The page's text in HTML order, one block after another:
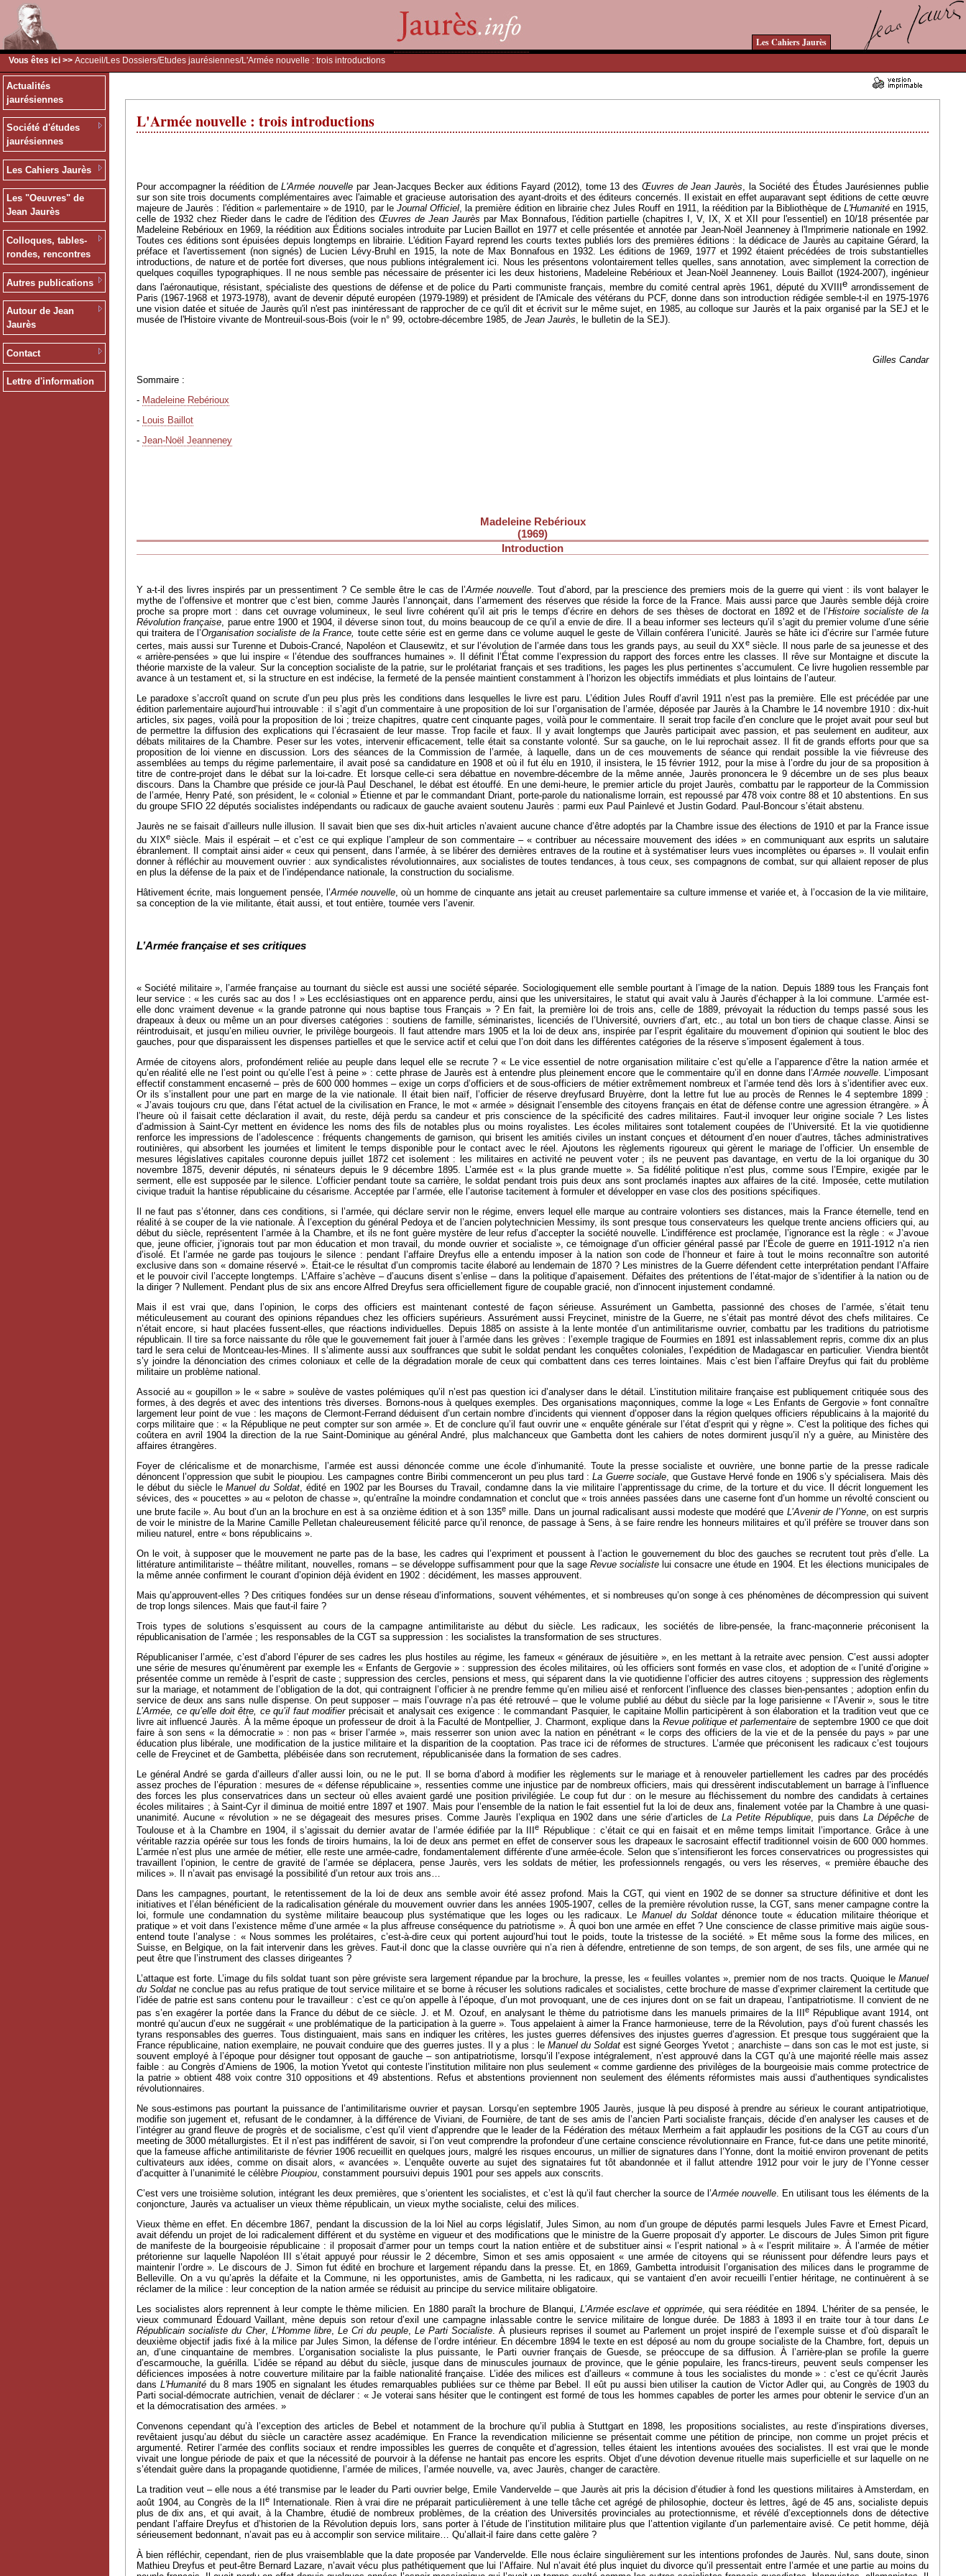
Les Cahiers Jaurès
Vous êtes ici >> Accueil /Les Dossiers/Etudes jaurésiennes/L'Armée nouvelle : trois introductions
Actualités
jaurésiennes
Société d'études
jaurésiennes
Les Cahiers Jaurès
Les "Oeuvres" de
Jean Jaurès
Colloques, tables-
rondes, rencontres
Autres publications
Autour de Jean
Jaurès
Contact
Lettre d'information
L'Armée nouvelle : trois introductions
Pour accompagner la réédition deL'Armée nouvelle par Jean-Jacques Becker aux éditions Fayard (2012), tome 13 des Œuvres de Jean Jaurès , la Société des Études Jaurésiennes publie
sur son site trois documents complémentaires avec l'aimable et gracieuse autorisation des ayant-droits et des éditeurs concernés. Il existait en effet auparavant sept éditions de cette œuvre
majeure de Jaurès : l'édition « parlementaire » de 1910, par le Journal Officiel , la première édition en librairie chez Jules Rouff en 1911, la réédition par la Bibliothèque de L'Humanitéen 1915,
celle de 1932 chez Rieder dans le cadre de l'édition des Œuvres de Jean Jaurès par Max Bonnafous, l'édition partielle (chapitres I, V, IX, X et XII pour l'essentiel) en 10/18 présentée par
Madeleine Rebérioux en 1969, la réédition aux Éditions sociales introduite par Lucien Baillot en 1977 et celle présentée et annotée par Jean-Noël Jeanneney à l'Imprimerie nationale en 1992.
Toutes ces éditions sont épuisées depuis longtemps en librairie. L'édition Fayard reprend les courts textes publiés lors des premières éditions : la dédicace de Jaurès au capitaine Gérard, la
préface et l'avertissement (non signés) de Lucien Lévy-Bruhl en 1915, la note de Max Bonnafous en 1932. Les éditions de 1969, 1977 et 1992 étaient précédées de trois substantielles
introductions, de nature et de portée fort diverses, que nous publions intégralement ici. Nous les présentons volontairement telles quelles, sans annotation, avec simplement la correction de
quelques coquilles typographiques. Il ne nous semble pas nécessaire de présenter ici les deux historiens, Madeleine Rebérioux et Jean-Noël Jeanneney. Louis Baillot (1924-2007), ingénieur
dans l'aéronautique, résistant, spécialiste des questions de défense et de police du Parti communiste français, membre du comité central après 1961, député du XVIIIe arrondissement de
Paris (1967-1968 et 1973-1978), avant de devenir député européen (1979-1989) et président de l'Amicale des vétérans du PCF, donne dans son introduction rédigée semble-t-il en 1975-1976
une vision datée et située de Jaurès qu'il n'est pas inintéressant de rapprocher de ce qu'il dit et écrivit sur le même sujet, en 1985, au colloque sur Jaurès et la paix organisé par la SEJ et le
musée de l'Histoire vivante de Montreuil-sous-Bois (voir le n° 99, octobre-décembre 1985, de Jean Jaurès, le bulletin de la SEJ).
Gilles Candar
Sommaire :
- Madeleine Rebérioux
- Louis Baillot
- Jean-Noël Jeanneney
Madeleine Rebérioux
(1969)
Introduction
Y a-t-il des livres inspirés par un pressentiment ? Ce semble être le cas de l’Armée nouvelle. Tout d’abord, par la prescience des premiers mois de la guerre qui vient : ils vont balayer le
mythe de l’offensive et montrer que c’est bien, comme Jaurès l’annonçait, dans l’armement des réserves que réside la force de la France. Mais aussi parce que Jaurès semble déjà croire
proche sa propre mort : dans cet ouvrage volumineux, le seul livre cohérent qu’il ait pris le temps d’écrire en dehors de ses thèses de doctorat en 1892 et de l’Histoire socialiste de la
Révolution française, parue entre 1900 et 1904, il déverse sinon tout, du moins beaucoup de ce qu’il a envie de dire. Il a beau informer ses lecteurs qu’il s’agit du premier volume d’une série
qui traitera de l’Organisation socialiste de la France, toute cette série est en germe dans ce volume auquel le geste de Villain conférera l’unicité. Jaurès se hâte ici d’écrire sur l’armée future
certes, mais aussi sur Turenne et Dubois-Crancé, Napoléon et Clausewitz, et sur l’évolution de l’armée dans tous les grands pays, au seuil du XXesiècle. Il nous parle de sa jeunesse et des
« arrière-pensées » que lui inspire « l’étendue des souffrances humaines ». Il définit l’État comme l’expression du rapport des forces entre les classes. Il rêve sur Montaigne et discute la
théorie marxiste de la valeur. Sur la conception socialiste de la patrie, sur le prolétariat français et ses traditions, les pages les plus pertinentes s’accumulent. Ce livre hugolien ressemble par
avance à un testament et, si la structure en est indécise, la fermeté de la pensée maintient constamment à l’horizon les objectifs immédiats et plus lointains de l’auteur.
Le paradoxe s’accroît quand on scrute d’un peu plus près les conditions dans lesquelles le livre est paru. L’édition Jules Rouff d’avril 1911 n’est pas la première. Elle est précédée par une
édition parlementaire aujourd’hui introuvable : il s’agit d’un commentaire à une proposition de loi sur l’organisation de l’armée, déposée par Jaurès à la Chambre le 14 novembre 1910 : dix-huit
articles, six pages, voilà pour la proposition de loi ; treize chapitres, quatre cent cinquante pages, voilà pour le commentaire. Il serait trop facile d’en conclure que le projet avait pour seul but
de permettre la diffusion des explications qui l’écrasaient de leur masse. Trop facile et faux. Il y avait longtemps que Jaurès participait avec passion, et pas seulement en auditeur, aux
débats militaires de la Chambre. Peser sur les votes, intervenir efficacement, telle était sa constante volonté. Sur sa gauche, on le lui reprochait assez. Il fit de grands efforts pour que sa
proposition de loi vienne en discussion. Lors des séances de la Commission de l’armée, à laquelle, dans un de ces mouvements de séance qui rendait possible la vie fiévreuse des
assemblées au temps du régime parlementaire, il avait posé sa candidature en 1908 et où il fut élu en 1910, il insistera, le 15 février 1912, pour la mise à l’ordre du jour de sa proposition à
titre de contre-projet dans le débat sur la loi-cadre. Et lorsque celle-ci sera débattue en novembre-décembre de la même année, Jaurès prononcera le 9 décembre un de ses plus beaux
discours. Dans la Chambre que préside ce jour-là Paul Deschanel, le débat est étouffé. En une demi-heure, le premier article du projet Jaurès, combattu par le rapporteur de la Commission
de l’armée, Henry Paté, son président, le « colonial » Étienne et par le commandant Driant, porte-parole du nationalisme lorrain, est repoussé par 478 voix contre 88 et 10 abstentions. En sus
du groupe SFIO 22 députés socialistes indépendants ou radicaux de gauche avaient soutenu Jaurès : parmi eux Paul Painlevé et Justin Godard. Paul-Boncour s’était abstenu.
Jaurès ne se faisait d’ailleurs nulle illusion. Il savait bien que ses dix-huit articles n’avaient aucune chance d’être adoptés par la Chambre issue des élections de 1910 et par la France issue
du XIXe siècle. Mais il espérait – et c’est ce qui explique l’ampleur de son commentaire – « contribuer au nécessaire mouvement des idées » en communiquant aux esprits un salutaire
ébranlement. Il comptait ainsi aider « ceux qui pensent, dans l’armée, à se libérer des dernières entraves de la routine et à systématiser leurs vues incomplètes ou éparses ». Il voulait enfin
donner à réfléchir au mouvement ouvrier : aux syndicalistes révolutionnaires, aux socialistes de toutes tendances, à tous ceux, ses compagnons de combat, sur qui allaient reposer de plus
en plus la défense de la paix et de l’indépendance nationale, la construction du socialisme.
Hâtivement écrite, mais longuement pensée, l’Armée nouvelle, où un homme de cinquante ans jetait au creuset parlementaire sa culture immense et variée et, à l’occasion de la vie militaire,
sa conception de la vie militante, était aussi, et tout entière, tournée vers l’avenir.
L’Armée française et ses critiques
« Société militaire », l’armée française au tournant du siècle est aussi une société séparée. Sociologiquement elle semble pourtant à l’image de la nation. Depuis 1889 tous les Français font
leur service : « les curés sac au dos ! » Les ecclésiastiques ont en apparence perdu, ainsi que les universitaires, le statut qui avait valu à Jaurès d’échapper à la loi commune. L’armée est-
elle donc vraiment devenue « la grande patronne qui nous baptise tous Français » ? En fait, la première loi de trois ans, celle de 1889, prévoyait la réduction du temps passé sous les
drapeaux à deux ou même un an pour diverses catégories : soutiens de famille, séminaristes, licenciés de l’Université, ouvriers d’art, etc., au total un bon tiers de chaque classe. Ainsi se
réintroduisait, et jusqu’en milieu ouvrier, le privilège bourgeois. Il faut attendre mars 1905 et la loi de deux ans, inspirée par l’esprit égalitaire du mouvement d’opinion qui soutient le bloc des
gauches, pour que disparaissent les dispenses partielles et que le service actif et celui que l’on doit dans les différentes catégories de la réserve s’imposent également à tous.
Armée de citoyens alors, profondément reliée au peuple dans lequel elle se recrute ? « Le vice essentiel de notre organisation militaire c’est qu’elle a l’apparence d’être la nation armée et
qu’en réalité elle ne l’est point ou qu’elle l’est à peine » : cette phrase de Jaurès est à entendre plus pleinement encore que le commentaire qu’il en donne dans l’Armée nouvelle. L’imposant
effectif constamment encaserné – près de 600 000 hommes – exige un corps d’officiers et de sous-officiers de métier extrêmement nombreux et l’armée tend dès lors à s’identifier avec eux.
Or ils s’installent pour une part en marge de la vie nationale. Il était bien naïf, l’officier de réserve dreyfusard Bruyèrre, dont la lettre fut lue au procès de Rennes le 4 septembre 1899 :
« J’avais toujours cru que, dans l’état actuel de la civilisation en France, le mot « armée » désignait l’ensemble des citoyens français en état de défense contre une agression étrangère. » À
l’heure où il faisait cette déclaration il avait, du reste, déjà perdu sa candeur et pris conscience de la spécificité des cadres militaires. Faut-il invoquer leur origine sociale ? Les listes
d’admission à Saint-Cyr mettent en évidence les noms des fils de notables plus ou moins royalistes. Les écoles militaires sont totalement coupées de l’Université. Et la vie quotidienne
renforce les impressions de l’adolescence : fréquents changements de garnison, qui brisent les amitiés civiles un instant conçues et détournent d’en nouer d’autres, tâches administratives
routinières, qui absorbent les journées et limitent le temps disponible pour le contact avec le réel. Ajoutons les règlements rigoureux qui gèrent le mariage de l’officier. Un ensemble de
mesures législatives capitales couronne depuis juillet 1872 cet isolement : les militaires en activité ne peuvent voter ; ils ne peuvent pas davantage, en vertu de la loi organique du 30
novembre 1875, devenir députés, ni sénateurs depuis le 9 décembre 1895. L’armée est « la plus grande muette ». Sa fidélité politique n’est plus, comme sous l’Empire, exigée par le
serment, elle est supposée par le silence. L’officier pendant toute sa carrière, le soldat pendant trois puis deux ans sont proclamés inaptes aux affaires de la cité. Imposée, cette mutilation
civique traduit la hantise républicaine du césarisme. Acceptée par l’armée, elle l’autorise tacitement à formuler et développer en vase clos des positions spécifiques.
Il ne faut pas s’étonner, dans ces conditions, si l’armée, qui déclare servir non le régime, envers lequel elle marque au contraire volontiers ses distances, mais la France éternelle, tend en
réalité à se couper de la vie nationale. À l’exception du général Pedoya et de l’ancien polytechnicien Messimy, ils sont presque tous conservateurs les quelque trente anciens officiers qui, au
début du siècle, représentent l’armée à la Chambre, et ils ne font guère mystère de leur refus d’accepter la société nouvelle. L’indifférence est proclamée, l’ignorance est la règle : « J’avoue
que, jeune officier, j’ignorais tout par mon éducation et mon travail, du monde ouvrier et socialiste », ce témoignage d’un officier général passé par l’École de guerre en 1911-1912 n’a rien
d’isolé. Et l’armée ne garde pas toujours le silence : pendant l’affaire Dreyfus elle a entendu imposer à la nation son code de l’honneur et faire à tout le moins reconnaître son autorité
exclusive dans son « domaine réservé ». Était-ce le résultat d’un compromis tacite élaboré au lendemain de 1870 ? Les ministres de la Guerre défendent cette interprétation pendant l’Affaire
et le pouvoir civil l’accepte longtemps. L’Affaire s’achève – d’aucuns disent s’enlise – dans la politique d’apaisement. Défaites des prétentions de l’état-major de s’identifier à la nation ou de
la diriger ? Nullement. Pendant plus de six ans encore Alfred Dreyfus sera officiellement figure de coupable gracié, non d’innocent injustement condamné.
Mais il est vrai que, dans l’opinion, le corps des officiers est maintenant contesté de façon sérieuse. Assurément un Gambetta, passionné des choses de l’armée, s’était tenu
méticuleusement au courant des opinions répandues chez les officiers supérieurs. Assurément aussi Freycinet, ministre de la Guerre, ne s’était pas montré dévot des chefs militaires. Ce
n’était encore, si haut placées fussent-elles, que réactions individuelles. Depuis 1885 on assiste à la lente montée d’un antimilitarisme ouvrier, combattu par les traditions du patriotisme
républicain. Il tire sa force naissante du rôle que le gouvernement fait jouer à l’armée dans les grèves : l’exemple tragique de Fourmies en 1891 est inlassablement repris, comme dix an plus
tard le sera celui de Montceau-les-Mines. Il s’alimente aussi aux souffrances que subit le soldat pendant les conquêtes coloniales, l’expédition de Madagascar en particulier. Viendra bientôt
s’y joindre la dénonciation des crimes coloniaux et celle de la dégradation morale de ceux qui combattent dans ces terres lointaines. Mais c’est bien l’affaire Dreyfus qui fait du problème
militaire un problème national.
Associé au « goupillon » le « sabre » soulève de vastes polémiques qu’il n’est pas question ici d’analyser dans le détail. L’institution militaire française est publiquement critiquée sous des
formes, à des degrés et avec des intentions très diverses. Bornons-nous à quelques exemples. Des organisations maçonniques, comme la loge « Les Enfants de Gergovie » font connaître
largement leur point de vue : les maçons de Clermont-Ferrand déduisent d’un certain nombre d’incidents qui viennent d’opposer dans la région quelques officiers républicains à la majorité du
corps militaire que : « la République ne peut compter sur son armée ». Et de conclure qu’il faut ouvrir une « enquête générale sur l’état d’esprit qui y règne ». C’est la politique des fiches qui
coûtera en avril 1904 la direction de la rue Saint-Dominique au général André, plus malchanceux que Gambetta dont les cahiers de notes dormirent jusqu’il n’y a guère, au Ministère des
affaires étrangères.
Foyer de cléricalisme et de monarchisme, l’armée est aussi dénoncée comme une école d’inhumanité. Toute la presse socialiste et ouvrière, une bonne partie de la presse radicale
dénoncent l’oppression que subit le pioupiou. Les campagnes contre Biribi commenceront un peu plus tard :La Guerre sociale, que Gustave Hervé fonde en 1906 s’y spécialisera. Mais dès
le début du siècle leManuel du Soldat, édité en 1902 par les Bourses du Travail, condamne dans la vie militaire l’apprentissage du crime, de la torture et du vice. Il décrit longuement les
sévices, des « poucettes » au « peloton de chasse », qu’entraîne la moindre condamnation et conclut que « trois années passées dans une caserne font d’un homme un révolté conscient ou
une brute facile ». Au bout d’un an la brochure en est à sa onzième édition et à son 135e mille. Dans un journal radicalisant aussi modeste que modéré que L’Avenir de l’Yonne, on est surpris
de voir le ministre de la Marine Camille Pelletan chaleureusement félicité parce qu’il renonce, de passage à Sens, à se faire rendre les honneurs militaires et qu’il préfère se trouver dans son
milieu naturel, entre « bons républicains ».
On le voit, à supposer que le mouvement ne parte pas de la base, les cadres qui l’expriment et poussent à l’action le gouvernement du bloc des gauches se recrutent tout près d’elle. La
littérature antimilitariste – théâtre militant, nouvelles, romans – se développe suffisamment pour que la sage Revue socialistelui consacre une étude en 1904. Et les élections municipales de
la même année confirment le courant d’opinion déjà évident en 1902 : décidément, les masses approuvent.
Mais qu’approuvent-elles ? Des critiques fondées sur un dense réseau d’informations, souvent véhémentes, et si nombreuses qu’on songe à ces phénomènes de décompression qui suivent
de trop longs silences. Mais que faut-il faire ?
Trois types de solutions s’esquissent au cours de la campagne antimilitariste au début du siècle. Les radicaux, les sociétés de libre-pensée, la franc-maçonnerie préconisent la
républicanisation de l’armée ; les responsables de la CGT sa suppression : les socialistes la transformation de ses structures.
Républicaniser l’armée, c’est d’abord l’épurer de ses cadres les plus hostiles au régime, les fameux « généraux de jésuitière », en les mettant à la retraite avec pension. C’est aussi adopter
une série de mesures qu’énumèrent par exemple les « Enfants de Gergovie » : suppression des écoles militaires, où les officiers sont formés en vase clos, et adoption de « l’unité d’origine »
présentée comme un remède à l’esprit de caste ; suppression des cercles, pensions et mess, qui séparent dans la vie quotidienne l’officier des autres citoyens ; suppression des règlements
sur la mariage, et notamment de l’obligation de la dot, qui contraignent l’officier à ne prendre femme qu’en milieu aisé et renforcent l’influence des classes bien-pensantes ; adoption enfin du
service de deux ans sans nulle dispense. On peut supposer – mais l’ouvrage n’a pas été retrouvé – que le volume publié au début du siècle par la loge parisienne « l’Avenir », sous le titre
L’Armée, ce qu’elle doit être, ce qu’il faut modifierprécisait et analysait ces exigence : le commandant Pasquier, le capitaine Mollin participèrent à son élaboration et la tradition veut que ce
livre ait influencé Jaurès. À la même époque un professeur de droit à la Faculté de Montpellier, J. Charmont, explique dans la Revue politique et parlementaire de septembre 1900 ce que doit
faire à son sens « la démocratie » : non pas « briser l’armée », mais resserrer son union avec la nation en pénétrant « le corps des officiers de la vie et de la pensée du pays » par une
éducation plus libérale, une modification de la justice militaire et la disparition de la cooptation. Pas trace ici de réformes de structures. L’armée que préconisent les radicaux c’est toujours
celle de Freycinet et de Gambetta, plébéisée dans son recrutement, républicanisée dans la formation de ses cadres.
Le général André se garda d’ailleurs d’aller aussi loin, ou ne le put. Il se borna d’abord à modifier les règlements sur le mariage et à renouveler partiellement les cadres par des procédés
assez proches de l’épuration : mesures de « défense républicaine », ressenties comme une injustice par de nombreux officiers, mais qui dressèrent indiscutablement un barrage à l’influence
des forces les plus conservatrices dans un secteur où elles avaient gardé une position privilégiée. Le coup fut dur : on le mesure au fléchissement du nombre des candidats à certaines
écoles militaires ; à Saint-Cyr il diminua de moitié entre 1897 et 1907. Mais pour l’ensemble de la nation le fait essentiel fut la loi de deux ans, finalement votée par la Chambre à une quasi-
unanimité. Aucune « révolution » ne se dégageait des mesures prises. Comme Jaurès l’expliqua en 1902 dans une série d’articles de La Petite République, puis dansLa Dépêchede
Toulouse et à la Chambre en 1904, il s’agissait du dernier avatar de l’armée édifiée par la IIIe
République : c’était ce qui en faisait et en même temps limitait l’importance. Grâce à une
véritable razzia opérée sur tous les fonds de tiroirs humains, la loi de deux ans permet en effet de conserver sous les drapeaux le sacrosaint effectif traditionnel voisin de 600 000 hommes.
L’armée n’est plus une armée de métier, elle reste une armée-cadre, fondamentalement différente d’une armée-école. Selon que s’intensifieront les forces conservatrices ou progressistes qui
travaillent l’opinion, le centre de gravité de l’armée se déplacera, pense Jaurès, vers les soldats de métier, les professionnels rengagés, ou vers les réserves, « première ébauche des
milices ». Il n’avait pas envisagé la possibilité d’un retour aux trois ans…
Dans les campagnes, pourtant, le retentissement de la loi de deux ans semble avoir été assez profond. Mais la CGT, qui vient en 1902 de se donner sa structure définitive et dont les
initiatives et l’élan bénéficient de la radicalisation générale du mouvement ouvrier dans les années 1905-1907, celles de la première révolution russe, la CGT, sans mener campagne contre la
loi, formule une condamnation du système militaire beaucoup plus systématique que les loges ou les radicaux. Le Manuel du Soldat dénonce toute « éducation militaire théorique et
pratique » et voit dans l’existence même d’une armée « la plus affreuse conséquence du patriotisme ». À quoi bon une armée en effet ? Une conscience de classe primitive mais aigüe sous-
entend toute l’analyse : « Nous sommes les prolétaires, c’est-à-dire ceux qui portent aujourd’hui tout le poids, toute la tristesse de la société. » Et même sous la forme des milices, en
Suisse, en Belgique, on la fait intervenir dans les grèves. Faut-il donc que la classe ouvrière qui n’a rien à défendre, entretienne de son temps, de son argent, de ses fils, une armée qui ne
peut être que l’instrument des classes dirigeantes ?
L’attaque est forte. L’image du fils soldat tuant son père gréviste sera largement répandue par la brochure, la presse, les « feuilles volantes », premier nom de nos tracts. Quoique leManuel
du Soldat ne conclue pas au refus pratique de tout service militaire et se borne à récuser les solutions radicales et socialistes, cette brochure de masse d’exprimer clairement la certitude que
l’idée de patrie est sans contenu pour le travailleur : c’est ce qu’on appelle à l’époque, d’un mot provoquant, une de ces injures dont on se fait un drapeau, l’antipatriotisme. Il convient de ne
pas s’en exagérer la portée dans la France du début de ce siècle. J. et M. Ozouf, en analysant le thème du patriotisme dans les manuels primaires de la III
eRépublique avant 1914, ont
montré qu’aucun d’eux ne suggérait « une problématique de la participation à la guerre ». Tous appelaient à aimer la France harmonieuse, terre de la Révolution, pays d’où furent chassés les
tyrans responsables des guerres. Tous distinguaient, mais sans en indiquer les critères, les justes guerres défensives des injustes guerres d’agression. Et presque tous suggéraient que la
France républicaine, nation exemplaire, ne pouvait conduire que des guerres justes. Il y a plus : leManuel du Soldat est signé Georges Yvetot ; anarchiste – dans son cas le mot est juste, si
souvent employé à l’époque pour désigner tout opposant de gauche – son antipatriotisme, lorsqu’il l’expose intégralement, n’est approuvé dans la CGT qu’à une majorité réelle mais assez
faible : au Congrès d’Amiens de 1906, la motion Yvetot qui conteste l’institution militaire non plus seulement « comme gardienne des privilèges de la bourgeoisie mais comme protectrice de
la patrie » obtient 488 voix contre 310 oppositions et 49 abstentions. Refus et abstentions proviennent non seulement des éléments réformistes mais aussi d’authentiques syndicalistes
révolutionnaires.
Ne sous-estimons pas pourtant la puissance de l’antimilitarisme ouvrier et paysan. Lorsqu’en septembre 1905 Jaurès, jusque là peu disposé à prendre au sérieux le courant antipatriotique,
modifie son jugement et, refusant de le condamner, à la différence de Viviani, de Fournière, de tant de ses amis de l’ancien Parti socialiste français, décide d’en analyser les causes et de
l’intégrer au grand fleuve de progrès et de socialisme, c’est qu’il vient d’apprendre que le leader de la Fédération des métaux Merrheim a fait applaudir les positions de la CGT au cours d’un
meeting de 3000 métallurgistes. Et il n’est pas indifférent de savoir, si l’on veut comprendre la profondeur d’une certaine conscience révolutionnaire en France, fut-ce dans une petite minorité,
que la fameuse affiche antimilitariste de février 1906 recueillit en quelques jours, malgré les risques encourus, un millier de signatures dans l’Yonne, dont la moitié environ provenant de petits
cultivateurs aux idées, comme on disait alors, « avancées ». L’enquête ouverte au sujet des signataires fut tôt abandonnée et il fallut attendre 1912 pour voir le jury de l’Yonne cesser
d’acquitter à l’unanimité le célèbre Pioupiou, constamment poursuivi depuis 1901 pour ses appels aux conscrits.
C’est vers une troisième solution, intégrant les deux premières, que s’orientent les socialistes, et c’est là qu’il faut chercher la source de l’Armée nouvelle. En utilisant tous les éléments de la
conjoncture, Jaurès va actualiser un vieux thème républicain, un vieux mythe socialiste, celui des milices.
Vieux thème en effet. En décembre 1867, pendant la discussion de la loi Niel au corps législatif, Jules Simon, au nom d’un groupe de députés parmi lesquels Jules Favre et Ernest Picard,
avait défendu un projet de loi radicalement différent et du système en vigueur et des modifications que le ministre de la Guerre proposait d’y apporter. Le discours de Jules Simon prit figure
de manifeste de la bourgeoisie républicaine : il proposait d’armer pour un temps court la nation entière et de substituer ainsi « l’esprit national » à « l’esprit militaire ». À l’armée de métier
prétorienne sur laquelle Napoléon III s’était appuyé pour réussir le 2 décembre, Simon et ses amis opposaient « une armée de citoyens qui se réunissent pour défendre leurs pays et
maintenir l’ordre ». Le discours de J. Simon fut édité en brochure et largement répandu dans la presse. Et, en 1869, Gambetta introduisit l’organisation des milices dans le programme de
Belleville. On a vu qu’après la défaite et la Commune, ni les opportunistes, amis de Gambetta, ni les radicaux, qui se vantaient d’en avoir recueilli l’entier héritage, ne continuèrent à se
réclamer de la milice : leur conception de la nation armée se réduisit au principe du service militaire obligatoire.
Les socialistes alors reprennent à leur compte le thème milicien. En 1880 paraît la brochure de Blanqui, L’Armée esclave et opprimée, qui sera rééditée en 1894. L’hériter de sa pensée, le
vieux communard Édouard Vaillant, mène depuis son retour d’exil une campagne inlassable contre le service militaire de longue durée. De 1883 à 1893 il en traite tour à tour dansLe
Républicain socialiste du Cher, L’Homme libre,Le Cri du peuple, Le Parti Socialiste. À plusieurs reprises il soumet au Parlement un projet inspiré de l’exemple suisse et d’où disparaît le
deuxième objectif jadis fixé à la milice par Jules Simon, la défense de l’ordre intérieur. En décembre 1894 le texte en est déposé au nom du groupe socialiste de la Chambre, fort, depuis un
an, d’une cinquantaine de membres. L’organisation socialiste la plus puissante, le Parti ouvrier français de Guesde, se préoccupe de sa diffusion. À l’arrière-plan se profile la guerre
d’escarmouche, la guérilla. L’idée se répand au début du siècle, jusque dans de minuscules journaux de province, que le génie populaire, les francs-tireurs, peuvent seuls compenser les
déficiences imposées à notre couverture militaire par la faible nationalité française. L’idée des milices est d’ailleurs « commune à tous les socialistes du monde » : c’est ce qu’écrit Jaurès
dans L'Humanitédu 8 mars 1905 en signalant les études remarquables publiées sur ce thème par Bebel. Il eût pu aussi bien utiliser la caution de Victor Adler qui, au Congrès de 1903 du
Parti social-démocrate autrichien, venait de déclarer : « Je voterai sans hésiter que le contingent est formé de tous les hommes capables de porter les armes pour obtenir le service d’un an
et la démocratisation des armées. »
Convenons cependant qu’à l’exception des articles de Bebel et notamment de la brochure qu’il publia à Stuttgart en 1898, les propositions socialistes, au reste d’inspirations diverses,
revêtaient jusqu’au début du siècle un caractère assez académique. En France la revendication milicienne se présentait comme une pétition de principe, non comme un projet précis et
argumenté. Retirer l’armée des conflits sociaux et rendre impossibles les guerres de conquête et d’agression, telles étaient les intentions avouées des socialistes. Il est vrai que le monde
vivait une longue période de paix et que la nécessité de pourvoir à la défense ne hantait pas encore les esprits. Objet d’une dévotion devenue rituelle mais superficielle et sur laquelle on ne
s’étendait guère dans la propagande quotidienne, l’armée de milices, l’armée nouvelle, va, avec Jaurès, changer de caractère.
La tradition veut – elle nous a été transmise par le leader du Parti ouvrier belge, Emile Vandervelde – que Jaurès ait pris la décision d’étudier à fond les questions militaires à Amsterdam, en
août 1904, au Congrès de la II
eInternationale. Rien à vrai dire ne préparait particulièrement à une telle tâche cet agrégé de philosophie, docteur ès lettres, âgé de 45 ans, socialiste depuis
plus de dix ans, et qui avait, à la Chambre, étudié de nombreux problèmes, de la création des Universités provinciales au protectionnisme, et révélé d’exceptionnels dons de détective
pendant l’affaire Dreyfus et d’historien de la Révolution depuis lors, sans porter à l’étude de l’institution militaire plus que l’attention vigilante d’un parlementaire avisé. Ce petit homme, déjà
sérieusement bedonnant, n’avait pas eu à accomplir son service militaire… Qu’allait-il faire dans cette galère ?
À bien réfléchir, cependant, rien de plus vraisemblable que la date proposée par Vandervelde. Elle nous éclaire singulièrement sur les intentions profondes de Jaurès. Nul, sans doute, sinon
Mathieu Dreyfus et peut-être Bernard Lazare, n’avait vécu plus pathétiquement que lui l’Affaire. Nul n’avait été plus inquiet du divorce qu’il pressentait entre l’armée et une partie au moins du